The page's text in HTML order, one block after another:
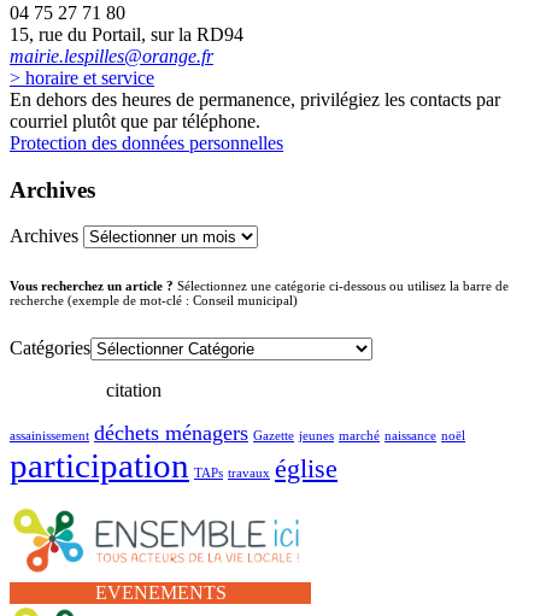
04 75 27 71 80
15, rue du Portail, sur la RD94
mairie.lespilles@orange.fr
> horaire et service
En dehors des heures de permanence, privilégiez les contacts par
courriel plutôt que par téléphone.
Protection des données personnelles
Archives
Archives
Vous recherchez un article ? Sélectionnez une catégorie ci-dessous ou utilisez la barre de
recherche (exemple de mot-clé : Conseil municipal)
Catégories
citation
assainissement déchets ménagers Gazette jeunes marché naissance noël
participation TAPs travaux église
EVENEMENTS